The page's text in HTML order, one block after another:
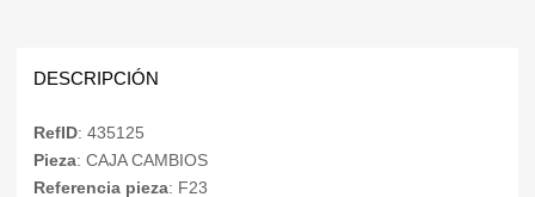
DESCRIPCIÓN
RefID: 435125
Pieza: CAJA CAMBIOS
Referencia pieza: F23